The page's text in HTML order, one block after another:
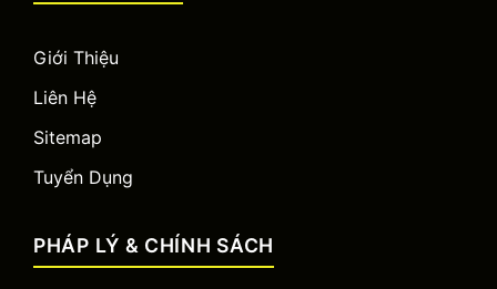
Giới Thiệu
Liên Hệ
Sitemap
Tuyển Dụng
PHÁP LÝ & CHÍNH SÁCH